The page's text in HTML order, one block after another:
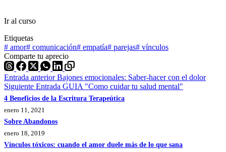
Ir al curso
Etiquetas
# amor# comunicación# empatía# parejas# vínculos
Comparte tu aprecio
Entrada anteriorBajones emocionales: Saber-hacer con el dolor
Siguiente Entrada GUIA "Como cuidar tu salud mental"
4 Beneficios de la Escritura Terapeútica
enero 11, 2021
Sobre Abandonos
enero 18, 2019
Vínculos tóxicos: cuando el amor duele más de lo que sana